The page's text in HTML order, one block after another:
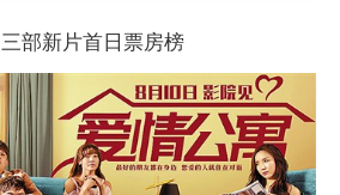
三部新片首日票房榜